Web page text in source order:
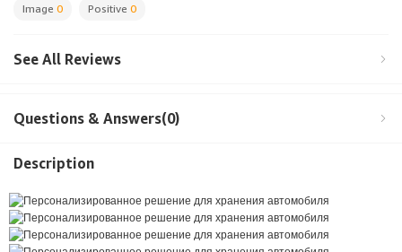
Image 0 Positive 0
See All Reviews
Questions & Answers(0)
Description